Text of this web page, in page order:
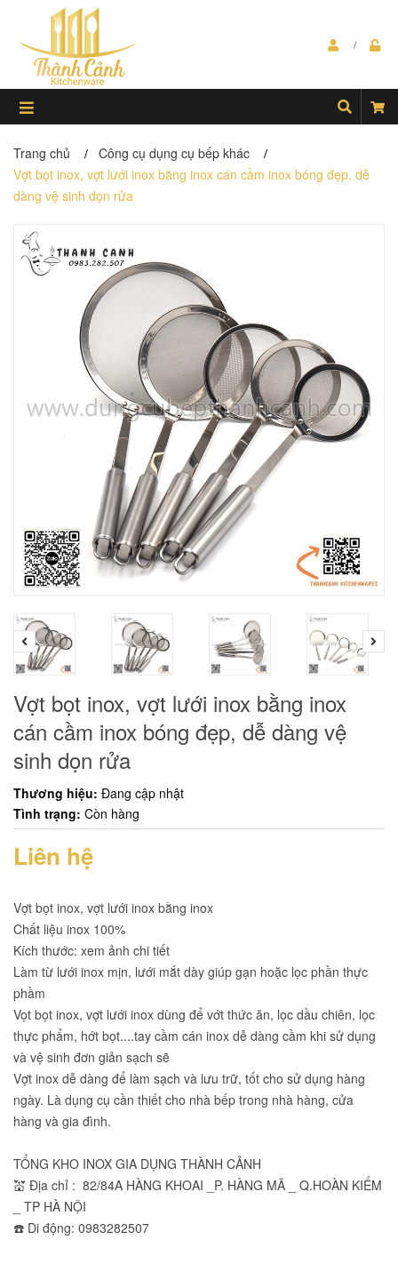
Trang chủ / Công cụ dụng cụ bếp khác /
Vợt bọt inox, vợt lưới inox bằng inox cán cầm inox bóng đẹp, dễ
dàng vệ sinh dọn rửa
Vợt bọt inox, vợt lưới inox bằng inox
cán cầm inox bóng đẹp, dễ dàng vệ
sinh dọn rửa
Thương hiệu: Đang cập nhật
Tình trạng: Còn hàng
Liên hệ
Vợt bọt inox, vợt lưới inox bằng inox
Chất liệu inox 100%
Kích thước: xem ảnh chi tiết
Làm từ lưới inox mịn, lưới mắt dày giúp gạn hoặc lọc phần thực
phầm
Vọt bọt inox, vợt lưới inox dùng để vớt thức ăn, lọc dầu chiên, lọc
thực phẩm, hớt bọt....tay cầm cán inox dễ dàng cầm khi sử dụng
và vệ sinh đơn giản sạch sẽ
Vợt inox dễ dàng để làm sạch và lưu trữ, tốt cho sử dụng hàng
ngày. Là dụng cụ cần thiết cho nhà bếp trong nhà hàng, cửa
hàng và gia đình.
TỔNG KHO INOX GIA DỤNG THÀNH CẢNH
💒 Địa chỉ : 82/84A HÀNG KHOAI _P. HÀNG MÃ _ Q.HOÀN KIẾM
_ TP HÀ NỘI
☎️ Di động: 0983282507